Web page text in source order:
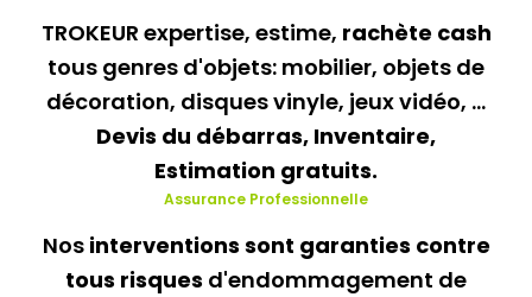
TROKEUR expertise, estime, rachète cash
tous genres d'objets: mobilier, objets de
décoration, disques vinyle, jeux vidéo, ...
Devis du débarras, Inventaire,
Estimation gratuits.
Assurance Professionnelle
Nos interventions sont garanties contre
tous risques d'endommagement de